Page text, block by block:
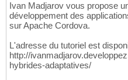
Ivan Madjarov vous propose
développement des
sur Apache Cordova.
L'adresse du tutoriel est
http://
hybrides-adaptatives/